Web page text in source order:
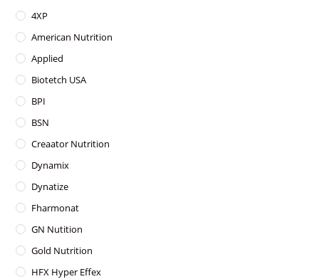
4XP
American Nutrition
Applied
Biotetch USA
BPI
BSN
Creaator Nutrition
Dynamix
Dynatize
Fharmonat
GN Nutition
Gold Nutrition
HFX Hyper Effex